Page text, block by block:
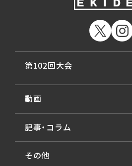
第102回大会
動画
記事・コラム
その他